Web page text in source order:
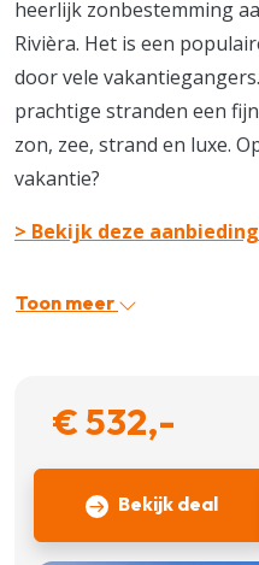
heerlijk zonbestemming
Rivièra. Het is een
door vele
prachtige stranden een
zon, zee, strand en luxe.
vakantie?
> Bekijk deze
Toon meer
€ 532,-
Bekijk deal